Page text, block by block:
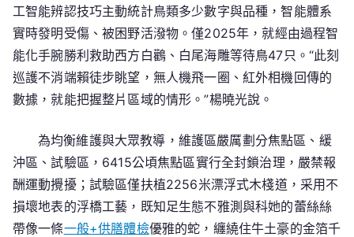
工智能辨認技巧主動統計鳥類多少數字與品種，智能體系
實時發明受傷、被困野活潑物。僅2025年，就經由過程智
能化手腕勝利救助西方白鸛、白尾海雕等待鳥47只。“此刻
巡護不消端賴徒步眺望，無人機飛一圈、紅外相機回傳的
數據，就能把握整片區域的情形。”楊曉光說。
為均衡維護與大眾教導，維護區嚴厲劃分焦點區、緩
沖區、試驗區，6415公頃焦點區實行全封鎖治理，嚴禁報
酬運動攪擾；試驗區僅扶植2256米漂浮式木棧道，采用不
損壞地表的浮橋工藝，既知足生態不雅測與科她的蕾絲絲
帶像一條一般+供膳體檢優雅的蛇，纏繞住牛土豪的金箔千